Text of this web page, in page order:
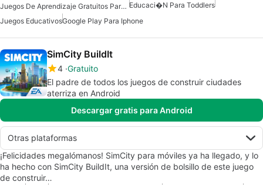
Juegos De Aprendizaje Gratuitos Para Android Educaci�n Para Toddlers
Juegos EducativosGoogle Play Para Iphone
SimCity BuildIt
4 Gratuito
El padre de todos los juegos de construir ciudades
aterriza en Android
Descargar gratis para Android
Otras plataformas
¡Felicidades megalómanos! SimCity para móviles ya ha llegado, y lo
ha hecho con SimCity BuildIt, una versión de bolsillo de este juego
de construir…